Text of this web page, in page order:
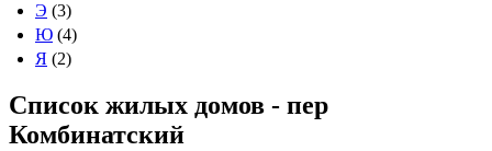
Э (3)
Ю (4)
Я (2)
Список жилых домов - пер
Комбинатский